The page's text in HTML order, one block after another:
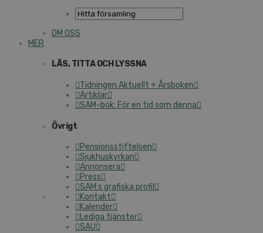
OM OSS
MER
LÄS, TITTA OCH LYSSNA
Tidningen Aktuellt + Årsboken
Artiklar
SAM-bok: För en tid som denna
Övrigt
Pensionsstiftelsen
Sjukhuskyrkan
Annonsera
Press
SAM:s grafiska profil
Kontakt
Kalender
Lediga tjänster
SAU